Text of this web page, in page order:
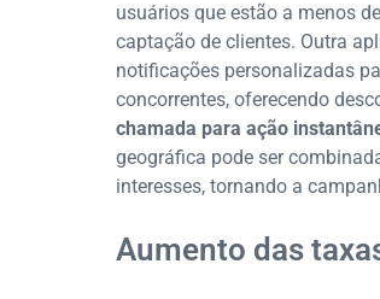
usuários que estão a menos
captação de clientes. Outra
notificações personalizadas
concorrentes, oferecendo
chamada para ação
geográfica pode ser
interesses, tornando a
Aumento das